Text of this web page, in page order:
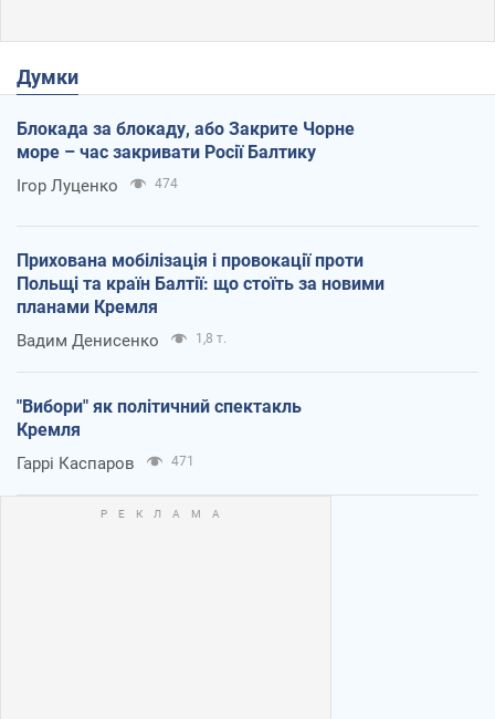
Думки
Блокада за блокаду, або Закрите Чорне
море – час закривати Росії Балтику
Ігор Луценко 474
Прихована мобілізація і провокації проти
Польщі та країн Балтії: що стоїть за новими
планами Кремля
Вадим Денисенко 1,8 т.
"Вибори" як політичний спектакль
Кремля
Гаррі Каспаров 471